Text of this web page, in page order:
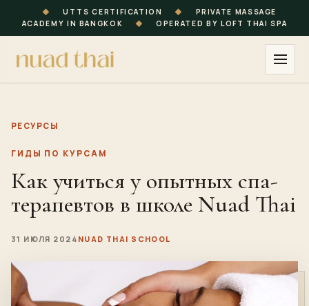
◆ UTTS CERTIFICATION ◆
PRIVATE MASSAGE
ACADEMY IN BANGKOK
◆ OPERATED BY LOFT THAI SPA
РЕСУРСЫ
ГИДЫ ПО КУРСАМ
Как учиться у опытных спа-
терапевтов в школе Nuad Thai
31 ИЮЛЯ 2024 NUAD THAI SCHOOL